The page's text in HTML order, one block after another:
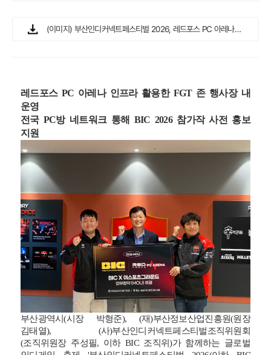
(이미지) 부산인디커넥트페스티벌 2026, 레드포스 PC 아레나와 MOU 체결.jpg
레드포스 PC 아레나 인프라 활용한 FGT 존 행사장 내
운영
전국 PC방 네트워크 통해 BIC 2026 참가작 사전 홍보
지원
부산광역시(시장 박형준), (재)부산정보산업진흥원(원장
김태열), (사)부산인디커넥트페스티벌조직위원회
(조직위원장 주성필, 이하 BIC 조직위)가 함께하는 글로벌